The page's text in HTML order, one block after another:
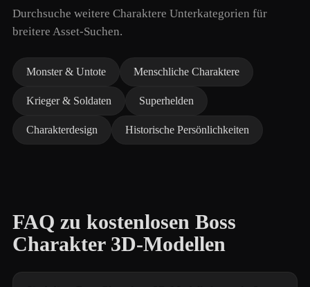
Durchsuche weitere Charaktere Unterkategorien für
breitere Asset-Suchen.
Monster & Untote Menschliche Charaktere
Krieger & Soldaten Superhelden
Charakterdesign Historische Persönlichkeiten
FAQ zu kostenlosen Boss
Charakter 3D-Modellen